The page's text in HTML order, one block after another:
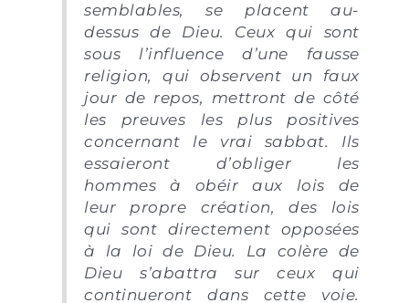
semblables, se placent au-
dessus de Dieu. Ceux qui sont
sous l’influence d’une fausse
religion, qui observent un faux
jour de repos, mettront de côté
les preuves les plus positives
concernant le vrai sabbat. Ils
essaieront d’obliger les
hommes à obéir aux lois de
leur propre création, des lois
qui sont directement opposées
à la loi de Dieu. La colère de
Dieu s’abattra sur ceux qui
continueront dans cette voie.